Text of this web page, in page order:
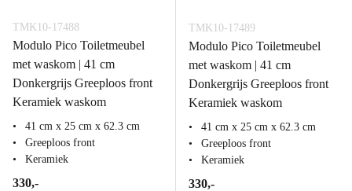
TMK10-17488
Modulo Pico Toiletmeubel
met waskom | 41 cm
Donkergrijs Greeploos front
Keramiek waskom
41 cm x 25 cm x 62.3 cm
Greeploos front
Keramiek
330,-
TMK10-17489
Modulo Pico Toiletmeubel
met waskom | 41 cm
Donkergrijs Greeploos front
Keramiek waskom
41 cm x 25 cm x 62.3 cm
Greeploos front
Keramiek
330,-